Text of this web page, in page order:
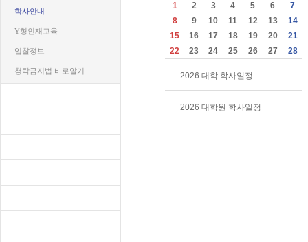
학사안내
Y형인재교육
입찰정보
청탁금지법 바로알기
1 2 3 4 5 6
7
8
9 10 11 12 13
14
15
16 17 18 19 20
21
22
23 24 25 26 27 28
2026 대학 학사일정
2026 대학원 학사일정